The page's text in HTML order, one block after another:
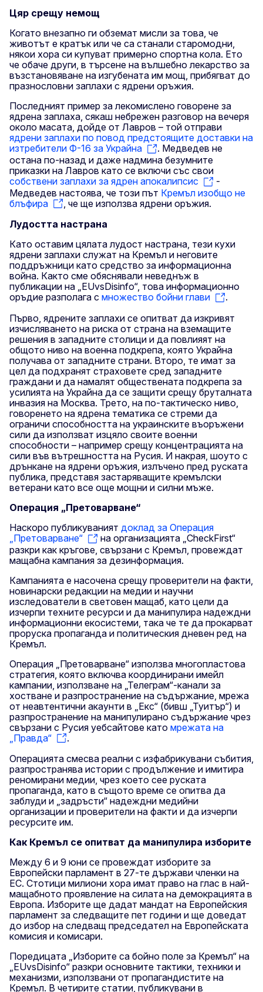
Цяр срещу немощ
Когато внезапно ги обземат мисли за това, че
животът е кратък или че са станали старомодни,
някои хора си купуват примерно спортна кола. Ето
че обаче други, в търсене на вълшебно лекарство за
възстановяване на изгубената им мощ, прибягват до
празнословни заплахи с ядрени оръжия.
Последният пример за лекомислено говорене за
ядрена заплаха, сякаш небрежен разговор на вечеря
около масата, дойде от Лавров – той отправи
ядрени заплахи по повод предстоящите доставки на
изтребители Ф-16 за Украйна
. Медведев не
остана по-назад и даже надмина безумните
приказки на Лавров като се включи със свои
собствени заплахи за ядрен апокалипсис
-
Медведев настоява, че този път Кремъл изобщо не
блъфира
, че ще използва ядрени оръжия.
Лудостта настрана
Като оставим цялата лудост настрана, тези кухи
ядрени заплахи служат на Кремъл и неговите
поддръжници като средство за информационна
война. Както сме обяснявали неведнъж в
публикации на „EUvsDisinfo“, това информационно
оръдие разполага с множество бойни глави
.
Първо, ядрените заплахи се опитват да изкривят
изчисляването на риска от страна на вземащите
решения в западните столици и да повлияят на
общото ниво на военна подкрепа, която Украйна
получава от западните страни. Второ, те имат за
цел да подхранят страховете сред западните
граждани и да намалят обществената подкрепа за
усилията на Украйна да се защити срещу бруталната
инвазия на Москва. Трето, на по-тактическо ниво,
говоренето на ядрена тематика се стреми да
ограничи способността на украинските въоръжени
сили да използват изцяло своите военни
способности – например срещу концентрацията на
сили във вътрешността на Русия. И накрая, шоуто с
дрънкане на ядрени оръжия, излъчено пред руската
публика, представя застаряващите кремълски
ветерани като все още мощни и силни мъже.
Операция „Претоварване“
Наскоро публикуваният доклад за Операция
„Претоварване“
на организацията „CheckFirst“
разкри как кръгове, свързани с Кремъл, провеждат
мащабна кампания за дезинформация.
Кампанията е насочена срещу проверители на факти,
новинарски редакции на медии и научни
изследователи в световен мащаб, като цели да
изчерпи техните ресурси и да манипулира надеждни
информационни екосистеми, така че те да прокарват
проруска пропаганда и политическия дневен ред на
Кремъл.
Операция „Претоварване“ използва многопластова
стратегия, която включва координирани имейл
кампании, използване на „Телеграм“-канали за
хостване и разпространение на съдържание, мрежа
от неавтентични акаунти в „Екс“ (бивш „Туитър“) и
разпространение на манипулирано съдържание чрез
свързани с Русия уебсайтове като мрежата на
„Правда“
.
Операцията смесва реални с изфабрикувани събития,
разпространява истории с продължение и имитира
реномирани медии, чрез което сее руската
пропаганда, като в същото време се опитва да
заблуди и „задръсти“ надеждни медийни
организации и проверители на факти и да изчерпи
ресурсите им.
Как Кремъл се опитват да манипулира изборите
Между 6 и 9 юни се провеждат изборите за
Европейски парламент в 27-те държави членки на
ЕС. Стотици милиони хора имат право на глас в най-
мащабното проявление на силата на демокрацията в
Европа. Изборите ще дадат мандат на Европейския
парламент за следващите пет години и ще доведат
до избор на следващ председател на Европейската
комисия и комисари.
Поредицата „Изборите са бойно поле за Кремъл“ на
„EUvsDisinfo“ разкри основните тактики, техники и
механизми, използвани от пропагандистите на
Кремъл. В четирите статии, публикувани в